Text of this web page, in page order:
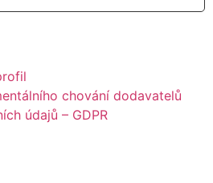
chování dodavatelů
údajů – GDPR